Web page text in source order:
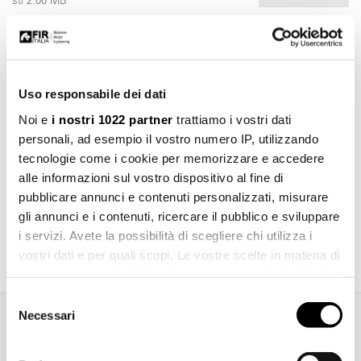
Uso responsabile dei dati
Noi e i nostri 1022 partner trattiamo i vostri dati
personali, ad esempio il vostro numero IP, utilizzando
tecnologie come i cookie per memorizzare e accedere
alle informazioni sul vostro dispositivo al fine di
pubblicare annunci e contenuti personalizzati, misurare
gli annunci e i contenuti, ricercare il pubblico e sviluppare
i servizi. Avete la possibilità di scegliere chi utilizza i
vostri dati e per quali scopi. Le vostre scelte in materia di
modificare o revocare il proprio consenso in qualsiasi
momento dalla Dichiarazione sui cookie o facendo clic
delNecessari
Katalog herunterladen